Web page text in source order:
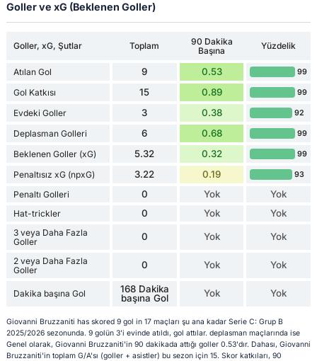
Goller ve xG (Beklenen Goller)
Goller, xG, Şutlar Toplam
90 Dakika
Başına
Yüzdelik
Atılan Gol 9 0.53 99
Gol Katkısı 15 0.89 99
Evdeki Goller 3 0.38 92
Deplasman Golleri 6 0.68 99
Beklenen Goller (xG) 5.32 0.32 99
Penaltısız xG (npxG) 3.22 0.19 93
Penaltı Golleri 0 Yok Yok
Hat-trickler 0 Yok Yok
3 veya Daha Fazla
Goller
0 Yok Yok
2 veya Daha Fazla
Goller
0 Yok Yok
Dakika başına Gol
168 Dakika
başına Gol
Yok Yok
Giovanni Bruzzaniti has skored 9 gol in 17 maçları şu ana kadar Serie C: Grup B
2025/2026 sezonunda. 9 golün 3'i evinde atıldı, gol attılar. deplasman maçlarında ise
Genel olarak, Giovanni Bruzzaniti'in 90 dakikada attığı goller 0.53'dır. Dahası, Giovanni
Bruzzaniti'in toplam G/A'sı (goller + asistler) bu sezon için 15. Skor katkıları, 90